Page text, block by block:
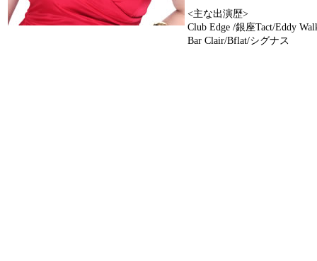
<主な出演歴>
Club Edge /銀座Tact/Eddy
Bar Clair/Bflat/シグナス